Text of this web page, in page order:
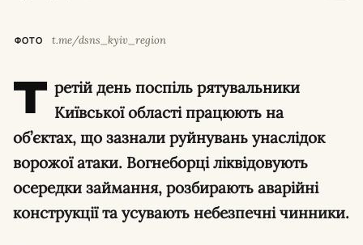
ФОТО t.me/dsns_kyiv_region
Т ретій день поспіль рятувальники
Київської області працюють на
об’єктах, що зазнали руйнувань унаслідок
ворожої атаки. Вогнеборці ліквідовують
осередки займання, розбирають аварійні
конструкції та усувають небезпечні чинники.